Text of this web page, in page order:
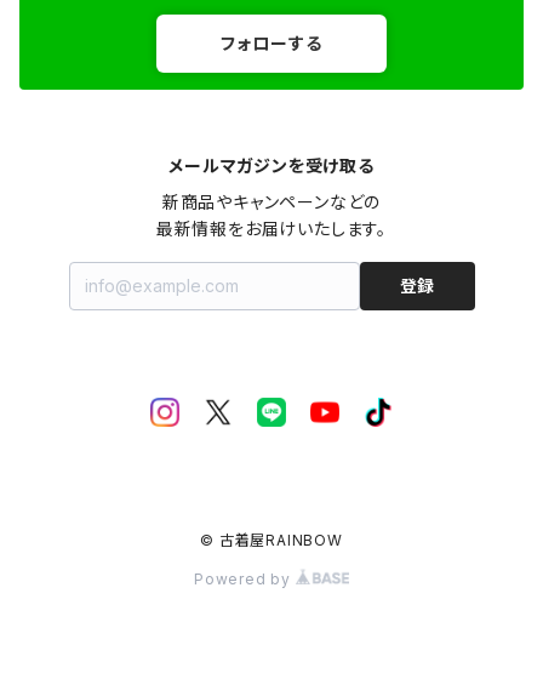
フォローする
メールマガジンを受け取る
新商品やキャンペーンなどの
最新情報をお届けいたします。
登録
© 古着屋RAINBOW
Powered by